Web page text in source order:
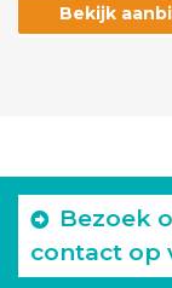
Bekijk
Bezoek
contact op